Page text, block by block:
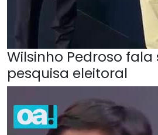
Wilsinho Pedroso fala
pesquisa eleitoral